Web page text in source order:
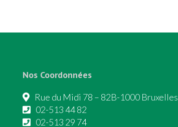
Nos Coordonnées
Rue du Midi 78 – 82B-1000 Bruxelles
02-513 44 82
02-513 29 74